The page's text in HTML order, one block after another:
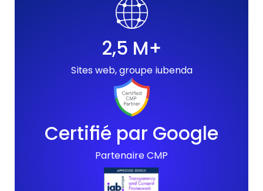
2,5 M+
Sites web, groupe iubenda
Certifié par Google
Partenaire CMP